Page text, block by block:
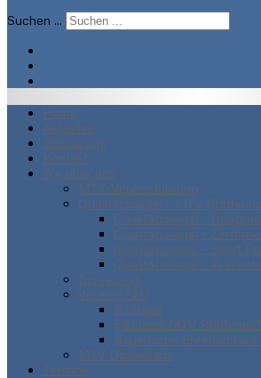
Suchen ...
Home
Aktuelles
Impressum
Kontakt
Wir über uns
MTV-Vereinsführung
Qualitätssiegel - MTV
Qualitätssiegel -
Qualitätssiegel -
Qualitätssiegel - Sport
Qualitätssiegel -
Impressum
Vereins FAQ
Beiträge
FSJ beim MTV
Bayerische
MTV Downloads
Termine